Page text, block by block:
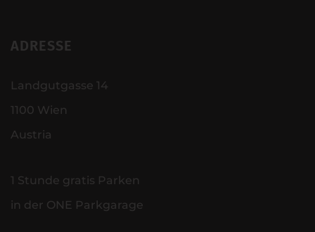
ADRESSE
Landgutgasse 14
1100 Wien
Austria
1 Stunde gratis Parken
in der ONE Parkgarage